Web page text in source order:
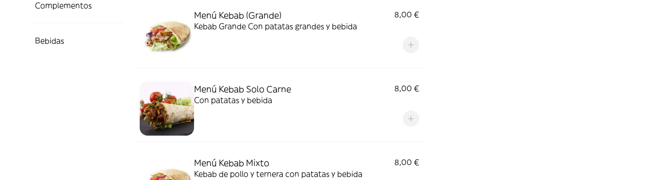
Complementos
Bebidas
Menú Kebab (Grande)
8,00 €
Kebab Grande Con patatas grandes y bebida
Menú Kebab Solo Carne
8,00 €
Con patatas y bebida
Menú Kebab Mixto
8,00 €
Kebab de pollo y ternera con patatas y bebida